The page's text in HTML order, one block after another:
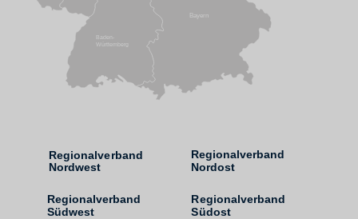
Regionalverband
Südwest
Regionalverband
Südost
Regionalverband
Nordwest
Regionalverband
Nordost
Bayern
Baden-
Württemberg